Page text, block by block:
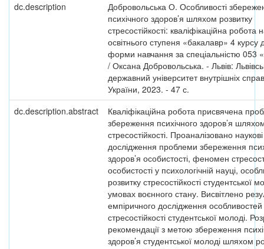
dc.description
Добровольська О. Особливості
психічного здоров’я шляхом розвитку
стресостійкості: кваліфікаційна робота
освітнього ступеня «бакалавр» 4 курсу
форми навчання за спеціальністю 053
/ Оксана Добровольська. - Львів:
державний університет внутрішніх
України, 2023. - 47 с.
dc.description.abstract
Кваліфікаційна робота присвячена
збереження психічного здоров’я
стресостійкості. Проаналізовано наукові
дослідження проблеми збереження
здоров’я особистості, феномен
особистості у психологічній науці,
розвитку стресостійкості студентської
умовах воєнного стану. Висвітлено
емпіричного дослідження особливостей
стресостійкості студентської молоді.
рекомендації з метою збереження
здоров’я студентської молоді шляхом